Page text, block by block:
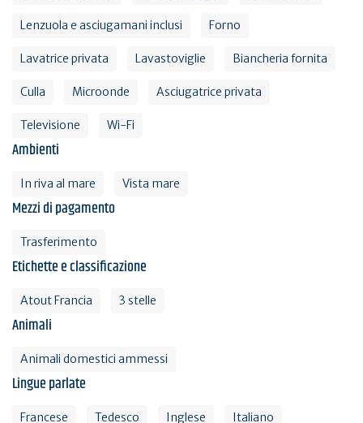
Lenzuola e asciugamani inclusi Forno
Lavatrice privata Lavastoviglie Biancheria fornita
Culla Microonde Asciugatrice privata
Televisione Wi-Fi
Ambienti
In riva al mare Vista mare
Mezzi di pagamento
Trasferimento
Etichette e classificazione
Atout Francia 3 stelle
Animali
Animali domestici ammessi
Lingue parlate
Francese Tedesco Inglese Italiano